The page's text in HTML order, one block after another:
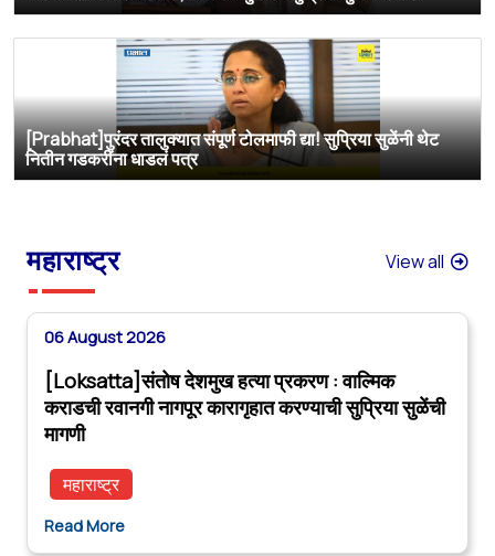
[Prabhat]पुरंदर तालुक्यात संपूर्ण टोलमाफी द्या! सुप्रिया सुळेंनी थेट
नितीन गडकरींना धाडलं पत्र
महाराष्ट्र View all
06 August 2026
[Loksatta]संतोष देशमुख हत्या प्रकरण : वाल्मिक
कराडची रवानगी नागपूर कारागृहात करण्याची सुप्रिया सुळेंची
मागणी
महाराष्ट्र
Read More